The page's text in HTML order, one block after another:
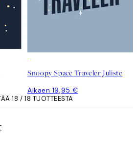
Snoopy Space Traveler Juliste
Alkaen 19,95 €
18 / 18 TUOTTEESTA